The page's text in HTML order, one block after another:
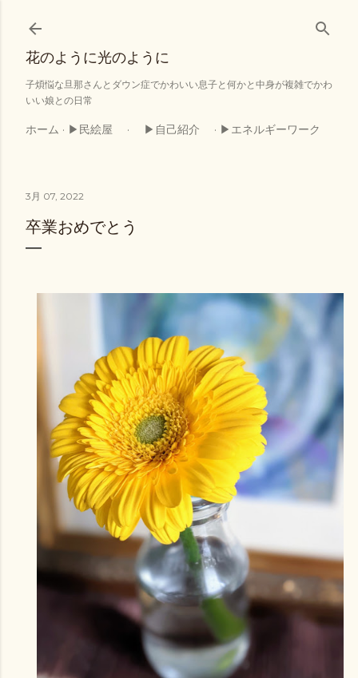
スキップしてメイン コンテンツに移動
花のように光のように
子煩悩な旦那さんとダウン症でかわいい息子と何かと中身が複雑でかわ
いい娘との日常
ホーム ▶民絵屋 ▶自己紹介 ▶エネルギーワーク
3月 07, 2022
卒業おめでとう